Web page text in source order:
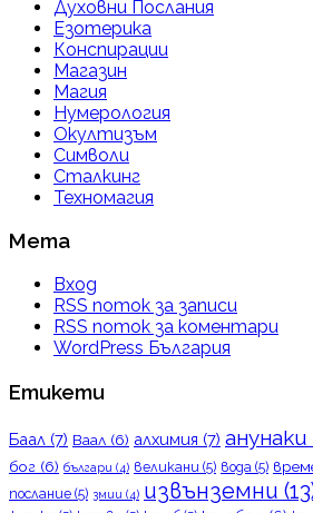
Духовни Послания
Езотерика
Конспирации
Магазин
Магия
Нумерология
Окултизъм
Символи
Сталкинг
Техномагия
Мета
Вход
RSS поток за записи
RSS поток за коментари
WordPress България
Етикети
Баал (7) Ваал (6) алхимия (7) анунаки
бог (6) българи (4) великани (5) вода (5)
послание (5) змии (4) извънземни